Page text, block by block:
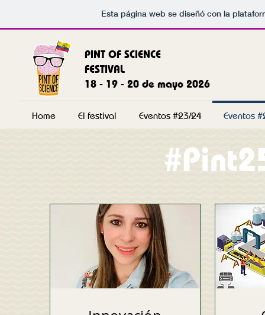
Esta página web se diseñó con la
PINT OF SCIENCE
FESTIVAL
18 - 19 - 20 de mayo 2026
Home El festival Eventos #23/24 Eventos